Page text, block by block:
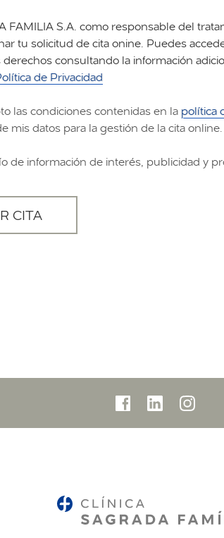
FAMILIA S.A. como responsable del
tu solicitud de cita onine. Puedes
consultando la información
de Privacidad
las condiciones contenidas en la política
mis datos para la gestión de la cita online.
de información de interés, publicidad y
CITA